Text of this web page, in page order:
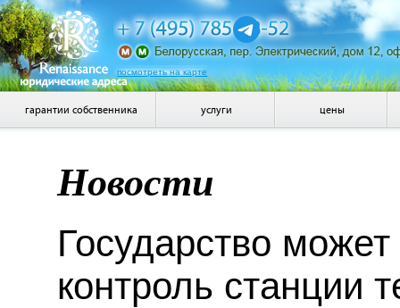
посмотреть на карте
гарантии собственника услуги цены
Новости
Государство
контроль станции